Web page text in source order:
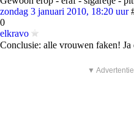
zondag 3 januari 2010, 18:20 uur
0
elkravo
Conclusie: alle vrouwen faken!
▼